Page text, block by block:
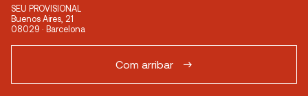
SEU PROVISIONAL
Buenos Aires, 21
08029 · Barcelona
Com arribar